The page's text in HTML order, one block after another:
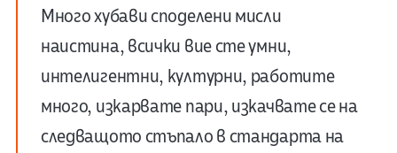
Много хубави споделени мисли
наистина, всички вие сте умни,
интелигентни, културни, работите
много, изкарвате пари, изкачвате се на
следващото стъпало в стандарта на